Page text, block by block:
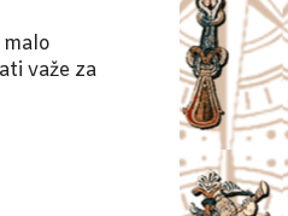
važe za